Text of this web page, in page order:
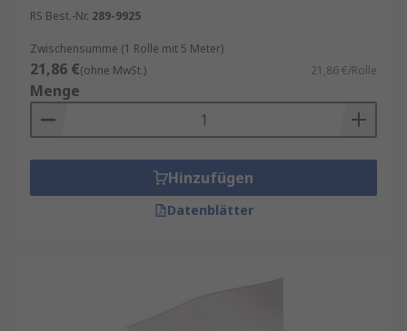
RS Best.-Nr. 289-9925
Zwischensumme (1 Rolle mit 5 Meter)
21,86 €(ohne MwSt.) 21,86 €/Rolle
Menge
Hinzufügen
Datenblätter